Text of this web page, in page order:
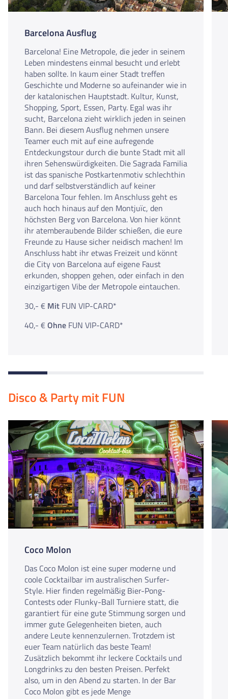
Barcelona Ausflug
Barcelona! Eine Metropole, die jeder in seinem
Leben mindestens einmal besucht und erlebt
haben sollte. In kaum einer Stadt treffen
Geschichte und Moderne so aufeinander wie in
der katalonischen Hauptstadt. Kultur, Kunst,
Shopping, Sport, Essen, Party. Egal was ihr
sucht, Barcelona zieht wirklich jeden in seinen
Bann. Bei diesem Ausflug nehmen unsere
Teamer euch mit auf eine aufregende
Entdeckungstour durch die bunte Stadt mit all
ihren Sehenswürdigkeiten. Die Sagrada Familia
ist das spanische Postkartenmotiv schlechthin
und darf selbstverständlich auf keiner
Barcelona Tour fehlen. Im Anschluss geht es
auch hoch hinaus auf den Montjuïc, den
höchsten Berg von Barcelona. Von hier könnt
ihr atemberaubende Bilder schießen, die eure
Freunde zu Hause sicher neidisch machen! Im
Anschluss habt ihr etwas Freizeit und könnt
die City von Barcelona auf eigene Faust
erkunden, shoppen gehen, oder einfach in den
einzigartigen Vibe der Metropole eintauchen.
30,- € Mit FUN VIP-CARD*
40,- €Ohne FUN VIP-CARD*
Disco & Party mit FUN
Coco Molon
Das Coco Molon ist eine super moderne und
coole Cocktailbar im australischen Surfer-
Style. Hier finden regelmäßig Bier-Pong-
Contests oder Flunky-Ball Turniere statt, die
garantiert für eine gute Stimmung sorgen und
immer gute Gelegenheiten bieten, auch
andere Leute kennenzulernen. Trotzdem ist
euer Team natürlich das beste Team!
Zusätzlich bekommt ihr leckere Cocktails und
Longdrinks zu den besten Preisen. Perfekt
also, um in den Abend zu starten. In der Bar
Coco Molon gibt es jede Menge